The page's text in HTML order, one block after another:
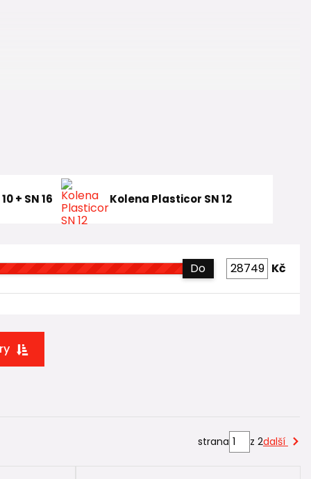
odpor
, který je osvědčeným materiálem pro
také kolena zpolypropylenu (PP)
funguje v praxi
+ SN 16 Kolena Plasticor SN 12
Do Kč
strana z 2další